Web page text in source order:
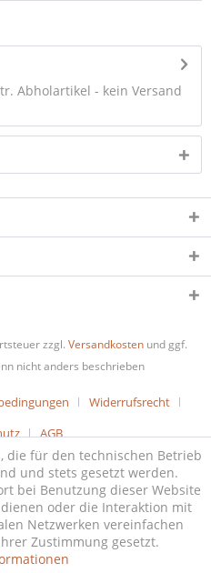
Abholartikel - kein Versand
zzgl. Versandkosten und ggf.
nicht anders beschrieben
Widerrufsrecht
AGB
die für den technischen Betrieb
und stets gesetzt werden.
bei Benutzung dieser Website
oder die Interaktion mit
Netzwerken vereinfachen
Zustimmung gesetzt.